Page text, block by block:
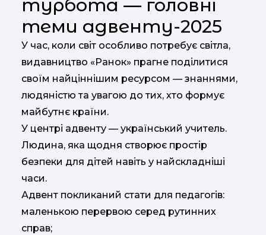
турбота — головні
теми адвенту-2025
У час, коли світ особливо потребує світла,
видавництво «Ранок» прагне поділитися
своїм найціннішим ресурсом — знаннями,
людяністю та увагою до тих, хто формує
майбутнє країни.
У центрі адвенту — український учитель.
Людина, яка щодня створює простір
безпеки для дітей навіть у найскладніші
часи.
Адвент покликаний стати для педагогів:
маленькою перервою серед рутинних
справ;